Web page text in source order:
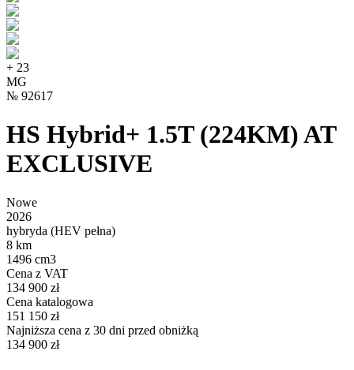
+ 23
MG
№ 92617
HS Hybrid+ 1.5T (224KM) AT
EXCLUSIVE
Nowe
2026
hybryda (HEV pełna)
8 km
1496 cm3
Cena z VAT
134 900 zł
Cena katalogowa
151 150 zł
Najniższa cena z 30 dni przed obniżką
134 900 zł